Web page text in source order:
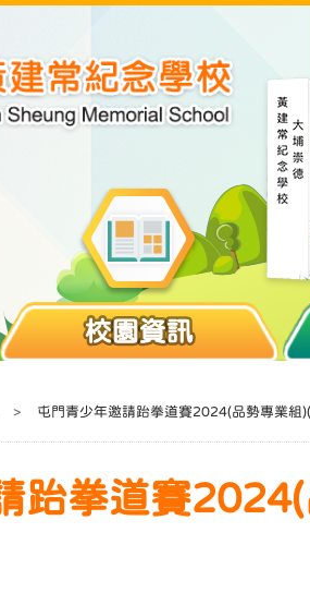
校園資訊
> 屯門青少年邀請跆拳道賽2024(品勢專業組
跆拳道賽